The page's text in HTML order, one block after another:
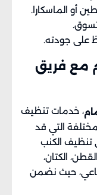
أو الماسكارا.
على جودته.
مع فريق
، خدمات تنظيف
التي قد
الكنب
الكتان،
حيث نضمن